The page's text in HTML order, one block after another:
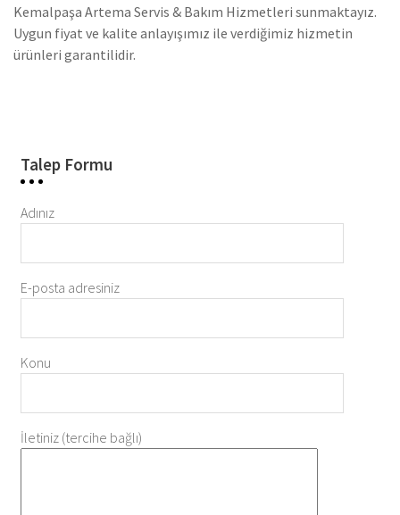
Kemalpaşa Artema Servis & Bakım Hizmetleri sunmaktayız.
Uygun fiyat ve kalite anlayışımız ile verdiğimiz hizmetin
ürünleri garantilidir.
Talep Formu
Adınız
E-posta adresiniz
Konu
İletiniz (tercihe bağlı)